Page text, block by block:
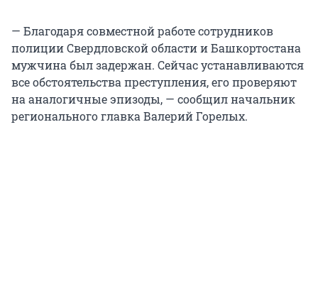
— Благодаря совместной работе сотрудников
полиции Свердловской области и Башкортостана
мужчина был задержан. Сейчас устанавливаются
все обстоятельства преступления, его проверяют
на аналогичные эпизоды, — сообщил начальник
регионального главка Валерий Горелых.